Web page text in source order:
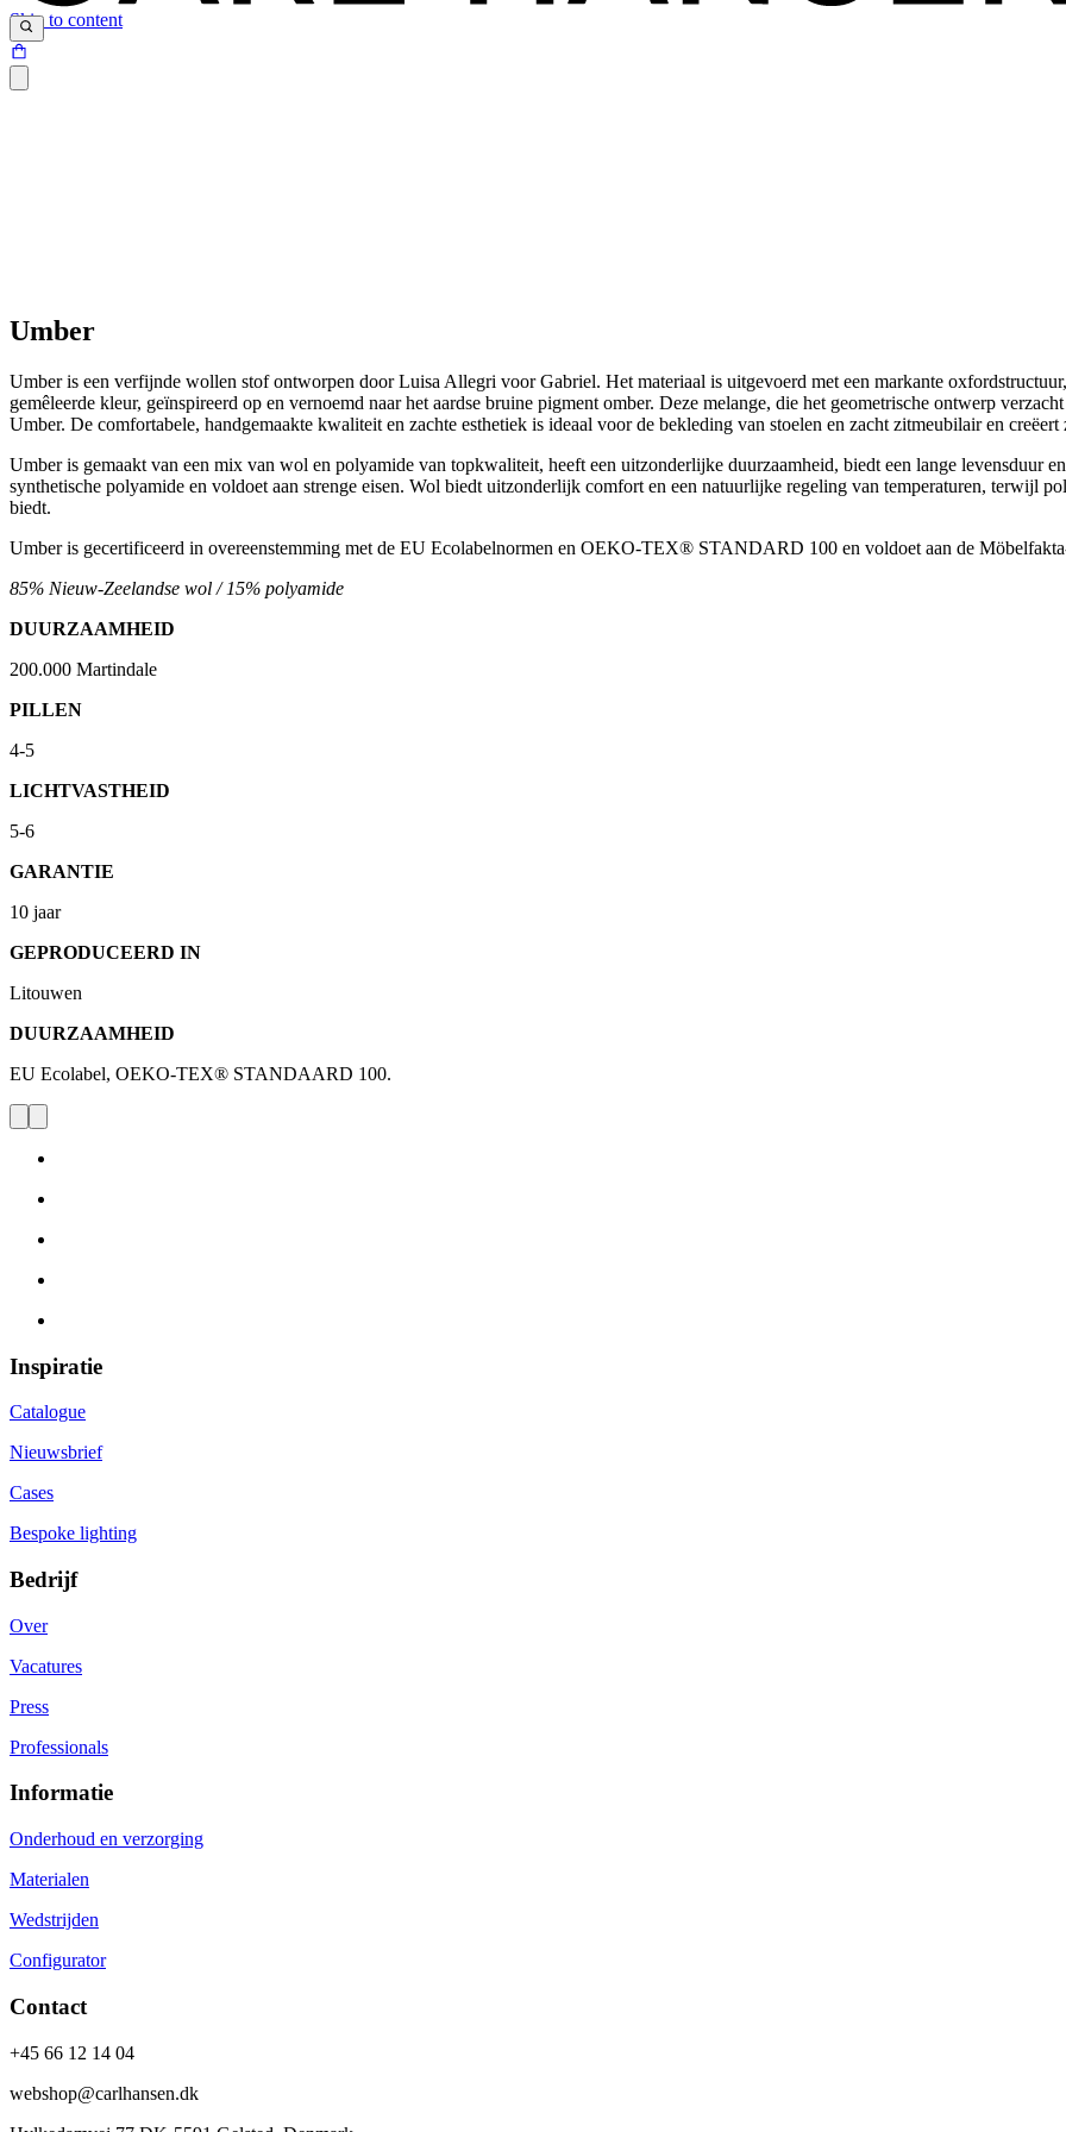
Skip to content
Umber
Umber is een verfijnde wollen stof ontworpen door Luisa Allegri voor Gabriel. Het materiaal is uitgevoerd met een markante
gemêleerde kleur, geïnspireerd op en vernoemd naar het aardse bruine pigment omber. Deze melange, die het geometrische ontwerp
Umber. De comfortabele, handgemaakte kwaliteit en zachte esthetiek is ideaal voor de bekleding van stoelen en zacht zitmeubilair en
Umber is gemaakt van een mix van wol en polyamide van topkwaliteit, heeft een uitzonderlijke duurzaamheid, biedt een lange levensduur
synthetische polyamide en voldoet aan strenge eisen. Wol biedt uitzonderlijk comfort en een natuurlijke regeling van temperaturen, terwijl
biedt.
Umber is gecertificeerd in overeenstemming met de EU Ecolabelnormen en OEKO-TEX® STANDARD 100 en voldoet aan de
85% Nieuw-Zeelandse wol / 15% polyamide
DUURZAAMHEID
200.000 Martindale
PILLEN
4-5
LICHTVASTHEID
5-6
GARANTIE
10 jaar
GEPRODUCEERD IN
Litouwen
DUURZAAMHEID
EU Ecolabel, OEKO-TEX® STANDAARD 100.
Inspiratie
Catalogue
Nieuwsbrief
Cases
Bespoke lighting
Bedrijf
Over
Vacatures
Press
Professionals
Informatie
Onderhoud en verzorging
Materialen
Wedstrijden
Configurator
Contact
+45 66 12 14 04
webshop@carlhansen.dk